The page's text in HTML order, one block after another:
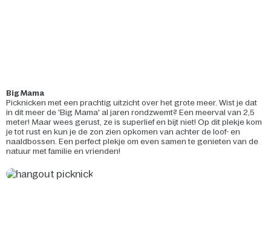
Big Mama
Picknicken met een prachtig uitzicht over het grote meer. Wist je dat
in dit meer de 'Big Mama' al jaren rondzwemt? Een meerval van 2,5
meter! Maar wees gerust, ze is superlief en bijt niet! Op dit plekje kom
je tot rust en kun je de zon zien opkomen van achter de loof- en
naaldbossen. Een perfect plekje om even samen te genieten van de
natuur met familie en vrienden!